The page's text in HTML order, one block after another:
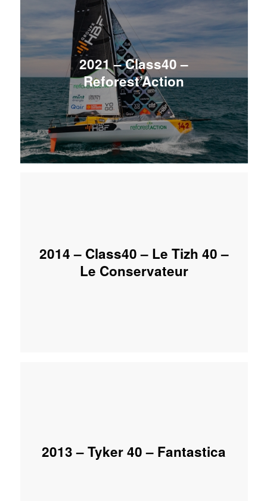
2021 – Class40 –
Reforest’Action
2014 – Class40 – Le Tizh 40 –
Le Conservateur
2013 – Tyker 40 – Fantastica